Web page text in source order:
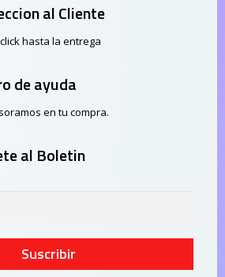
al Cliente
hasta la entrega
de ayuda
en tu compra.
al Boletin
Suscribir